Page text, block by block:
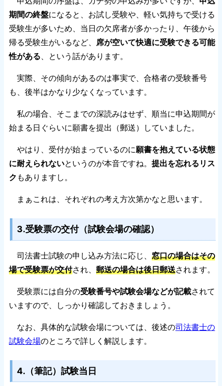
期間の終盤になると、お試し受験や、軽い気持ちで受ける
受験生が多いため、当日の欠席者が多かったり、午後から
帰る受験生がいるなど、 席が空いて快適に受験できる可能
性がある、という話があります。
実際、その傾向があるのは事実で、合格者の受験番号
も、後半はかなり少なくなっています。
私の場合、そこまでの深読みはせず、順当に申込期間が
始まる日ぐらいに願書を提出（郵送）していました。
やはり、受付が始まっているのに願書を抱えている状態
に耐えられないというのが本音ですね。 提出を忘れるリス
ク もありますし。
まぁこれは、それぞれの考え方次第かなと思います。
3.受験票の交付（試験会場の確認）
司法書士試験の申し込み方法に応じ、 窓口の場合はその
場で受験票が交付され、 郵送の場合は後日郵送されます。
受験票には自分の受験番号や試験会場などが記載されて
いますので、しっかり確認しておきましょう。
なお、具体的な試験会場については、後述の司法書士の
試験会場のところで詳しく解説します。
4.（筆記）試験当日